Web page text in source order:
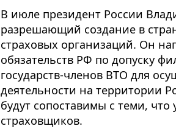
В июле президент России
разрешающий создание в
страховых организаций. Он
обязательств РФ по допуску
государств-членов ВТО для
деятельности на территории
будут сопоставимы с теми,
страховщиков.